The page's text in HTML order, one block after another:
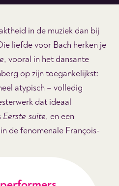
in de muziek dan bij
liefde voor Bach herken je
, vooral in het dansante
op zijn toegankelijkst:
atypisch – volledig
dat ideaal
Eerste suite, en een
de fenomenale François-